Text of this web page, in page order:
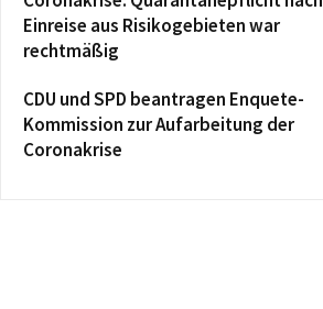
Einreise aus Risikogebieten war
rechtmäßig
CDU und SPD beantragen Enquete-
Kommission zur Aufarbeitung der
Coronakrise